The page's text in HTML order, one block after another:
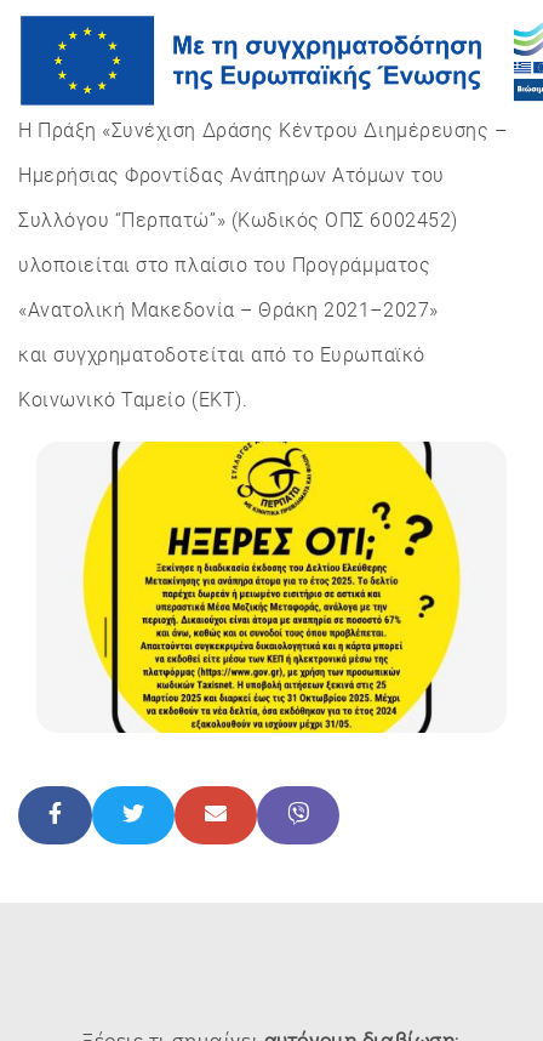
Η Πράξη «Συνέχιση Δράσης Κέντρου Διημέρευσης –
Ημερήσιας Φροντίδας Ανάπηρων Ατόμων του
Συλλόγου “Περπατώ”» (Κωδικός ΟΠΣ 6002452)
υλοποιείται στο πλαίσιο του Προγράμματος
«Ανατολική Μακεδονία – Θράκη 2021–2027»
και συγχρηματοδοτείται από το Ευρωπαϊκό
Κοινωνικό Ταμείο (ΕΚΤ).